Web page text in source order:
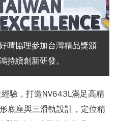
晴協理參加台灣精品獎頒
持續創新研發。
驗，打造NV643L滿足高精
底座與三滑軌設計，定位精